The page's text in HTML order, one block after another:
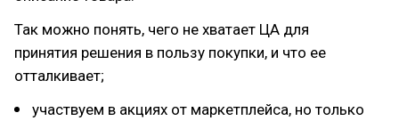
Так можно понять, чего не хватает ЦА для
принятия решения в пользу покупки, и что ее
отталкивает;
участвуем в акциях от маркетплейса, но только